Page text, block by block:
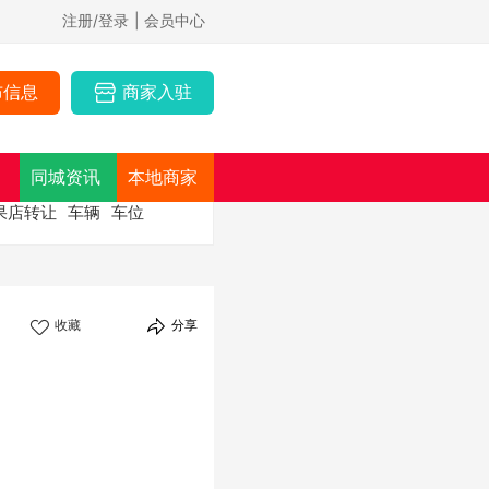
注册/登录 | 会员中心
息 商家入驻
同城资讯 本地商家
店转让 车辆 车位
收藏 分享